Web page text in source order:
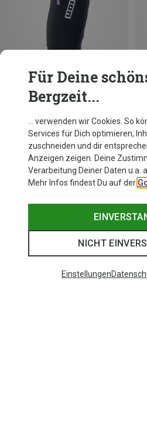
Du sparst 14%
Für Deine
Bergzeit...
… verwenden wir Cookies. So
Services für Dich optimieren,
zuschneiden und dir
Anzeigen zeigen. Deine
Verarbeitung Deiner Daten u.a.
Mehr Infos findest Du auf der
NICHT
Einstellungen